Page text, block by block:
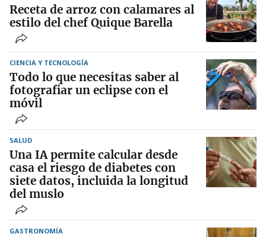
Receta de arroz con calamares al
estilo del chef Quique Barella
CIENCIA Y TECNOLOGÍA
Todo lo que necesitas saber al
fotografiar un eclipse con el
móvil
SALUD
Una IA permite calcular desde
casa el riesgo de diabetes con
siete datos, incluida la longitud
del muslo
GASTRONOMÍA